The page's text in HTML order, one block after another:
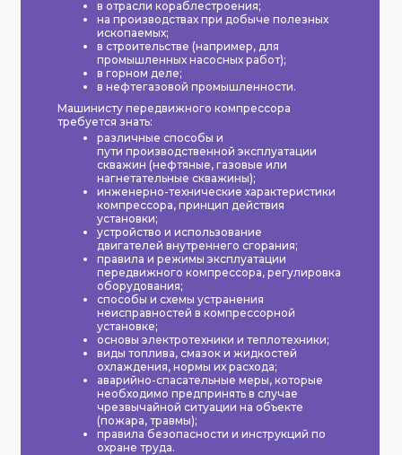
в отрасли кораблестроения;
на производствах при добыче полезных
ископаемых;
в строительстве (например, для
промышленных насосных работ);
в горном деле;
в нефтегазовой промышленности.
Машинисту передвижного компрессора
требуется знать:
различные способы и
пути производственной эксплуатации
скважин (нефтяные, газовые или
нагнетательные скважины);
инженерно-технические характеристики
компрессора, принцип действия
установки;
устройство и использование
двигателей внутреннего сгорания;
правила и режимы эксплуатации
передвижного компрессора, регулировка
оборудования;
способы и схемы устранения
неисправностей в компрессорной
установке;
основы электротехники и теплотехники;
виды топлива, смазок и жидкостей
охлаждения, нормы их расхода;
аварийно-спасательные меры, которые
необходимо предпринять в случае
чрезвычайной ситуации на объекте
(пожара, травмы);
правила безопасности и инструкций по
охране труда.